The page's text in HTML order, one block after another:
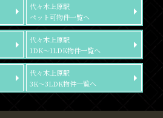
代々木上原駅
ペット可物件一覧へ
代々木上原駅
1DK～1LDK物件一覧へ
代々木上原駅
3K～3LDK物件一覧へ